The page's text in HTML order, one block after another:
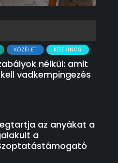
KÖZÉLET KÖZKINCS
nélkül: amit
vadkempingezés
az anyákat a
a